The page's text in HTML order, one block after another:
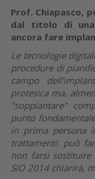
Prof. Chiapasco,
dal titolo di una
ancora fare
Le tecnologie
procedure di
campo
protesica ma,
"soppiantare"
punto
in prima persona
trattamenti: può
non farsi sostituire
SIO 2014 chiarirà,